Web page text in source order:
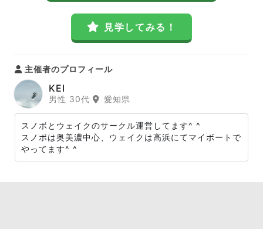
見学してみる！
主催者のプロフィール
KEI
男性 30代 愛知県
スノボとウェイクのサークル運営してます^ ^
スノボは奥美濃中心、ウェイクは高浜にてマイボートで
やってます^ ^